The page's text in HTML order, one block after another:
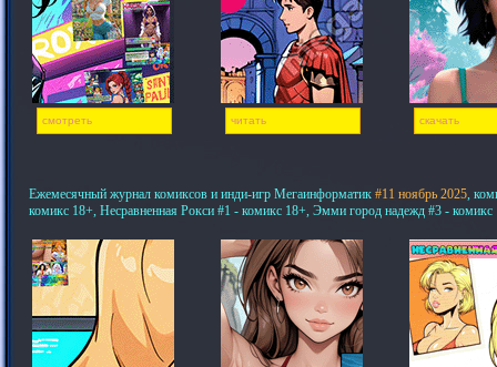
смотреть читать скачать
Ежемесячный журнал комиксов и инди-игр Мегаинформатик #11 ноябрь 2025,
комикс 18+, Несравненная Рокси #1 - комикс 18+, Эмми город надежд #3 - комикс